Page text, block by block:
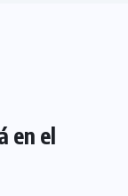
en el